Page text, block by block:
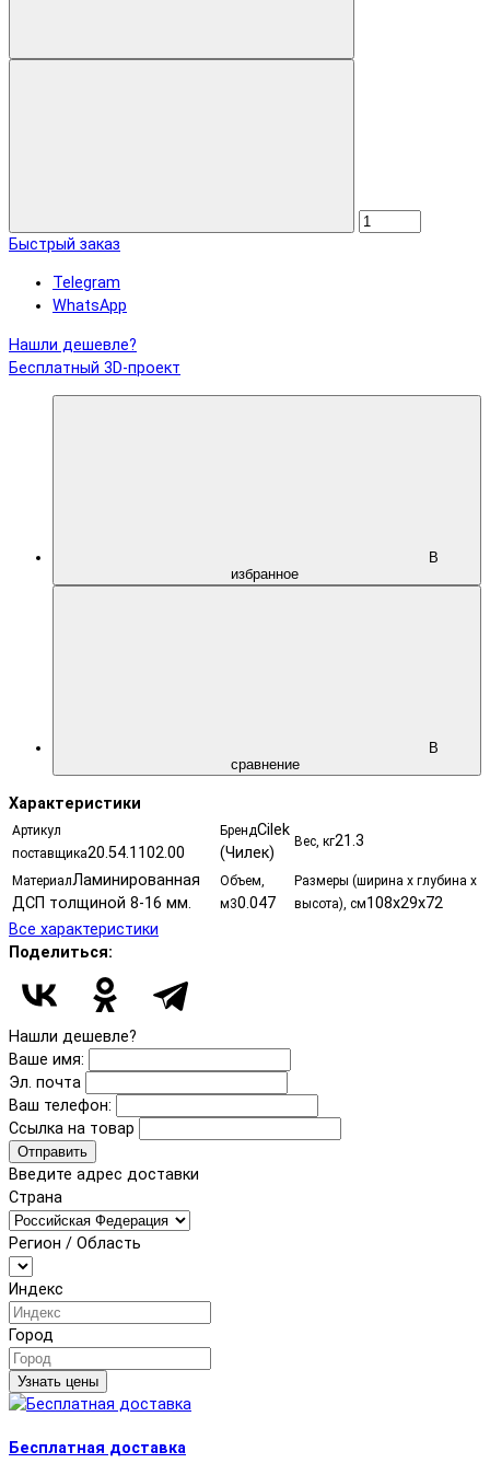
Быстрый заказ
Telegram
WhatsApp
Нашли дешевле?
Бесплатный 3D-проект
В
избранное
В
сравнение
Характеристики
Артикул
поставщика20.54.1102.00
БрендCilek
(Чилек)
Вес, кг21.3
МатериалЛаминированная
ДСП толщиной 8-16 мм.
Объем,
м30.047
Размеры (ширина х глубина х
высота), см108х29х72
Все характеристики
Поделиться:
Нашли дешевле?
Ваше имя:
Эл. почта
Ваш телефон:
Ссылка на товар
Отправить
Введите адрес доставки
Страна
Регион / Область
Индекс
Город
Узнать цены
Бесплатная доставка